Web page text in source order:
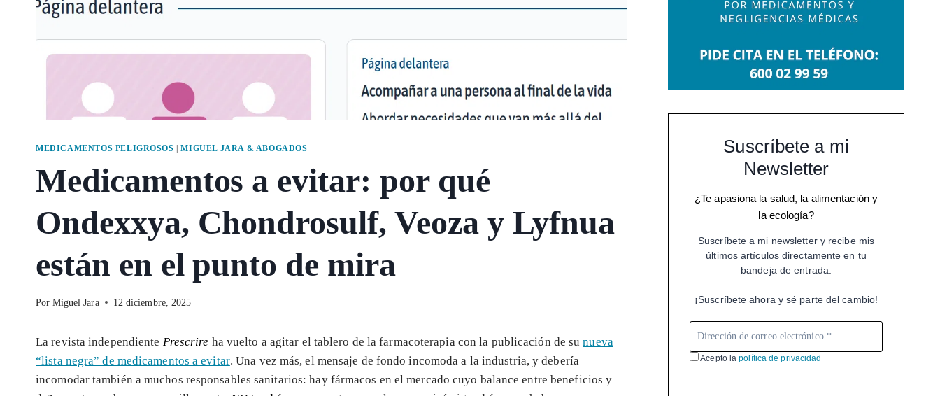
MEDICAMENTOS PELIGROSOS |MIGUEL JARA & ABOGADOS
Medicamentos a evitar: por qué
Ondexxya, Chondrosulf, Veoza y Lyfnua
están en el punto de mira
Por Miguel Jara 12 diciembre, 2025
La revista independiente Prescrire ha vuelto a agitar el tablero de la farmacoterapia con la publicación de sunueva
“lista negra” de medicamentos a evitar. Una vez más, el mensaje de fondo incomoda a la industria, y debería
incomodar también a muchos responsables sanitarios: hay fármacos en el mercado cuyo balance entre beneficios y
Suscríbete a mi
Newsletter
¿Te apasiona la salud, la alimentación y
la ecología?
Suscríbete a mi newsletter y recibe mis
últimos artículos directamente en tu
bandeja de entrada.
¡Suscríbete ahora y sé parte del cambio!
Acepto lapolítica de privacidad